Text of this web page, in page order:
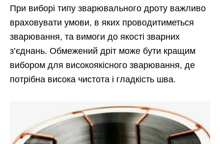
При виборі типу зварювального дроту важливо
враховувати умови, в яких проводитиметься
зварювання, та вимоги до якості зварних
з’єднань. Обмежений дріт може бути кращим
вибором для високоякісного зварювання, де
потрібна висока чистота і гладкість шва.